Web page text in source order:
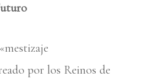
por los Reinos de